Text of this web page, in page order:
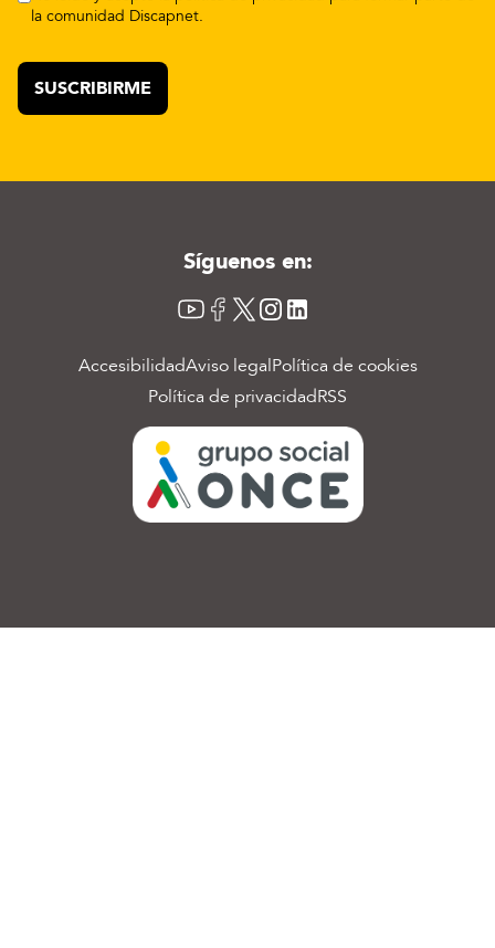
la comunidad Discapnet.
Síguenos en:
YouTube
Facebook
X Instagram
LinkedIn
Menú del pie
AccesibilidadAviso legalPolítica de cookies
Política de privacidadRSS